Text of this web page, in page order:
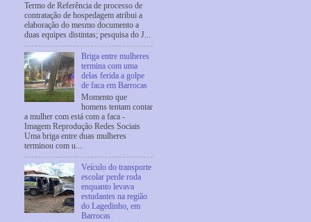
Termo de Referência de processo de
contratação de hospedagem atribui a
elaboração do mesmo documento a
duas equipes distintas; pesquisa do J...
Briga entre mulheres
termina com uma
delas ferida a golpe
de faca em Barrocas
Momento que
homens tentam contar
a mulher com está com a faca -
Imagem Reprodução Redes Sociais
Uma briga entre duas mulheres
terminou com u...
Veículo do transporte
escolar perde roda
enquanto levava
estudantes na região
do Lagedinho, em
Barrocas